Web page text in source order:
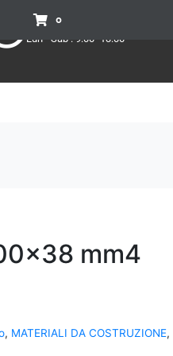
Mattino:
Lun - Sab : 9:00 -13:00
0
mm4
, MATERIALI DA COSTRUZIONE,